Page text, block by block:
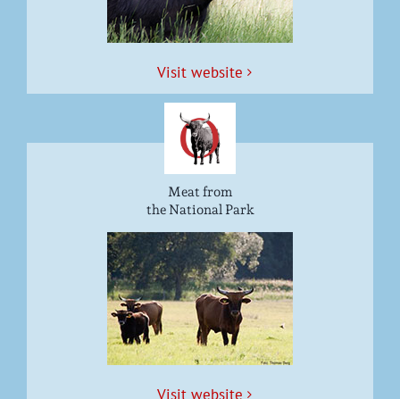
Vis­it website
Meat from
the National Park
Vis­it website